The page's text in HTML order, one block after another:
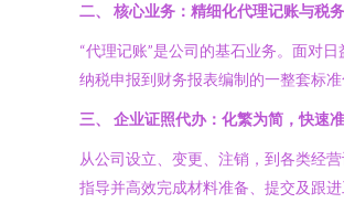
二、 核心业务：精细化代理记账与税
“代理记账”是公司的基石业务。面对
纳税申报到财务报表编制的一整套标
三、 企业证照代办：化繁为简，快速
从公司设立、变更、注销，到各类经
指导并高效完成材料准备、提交及跟